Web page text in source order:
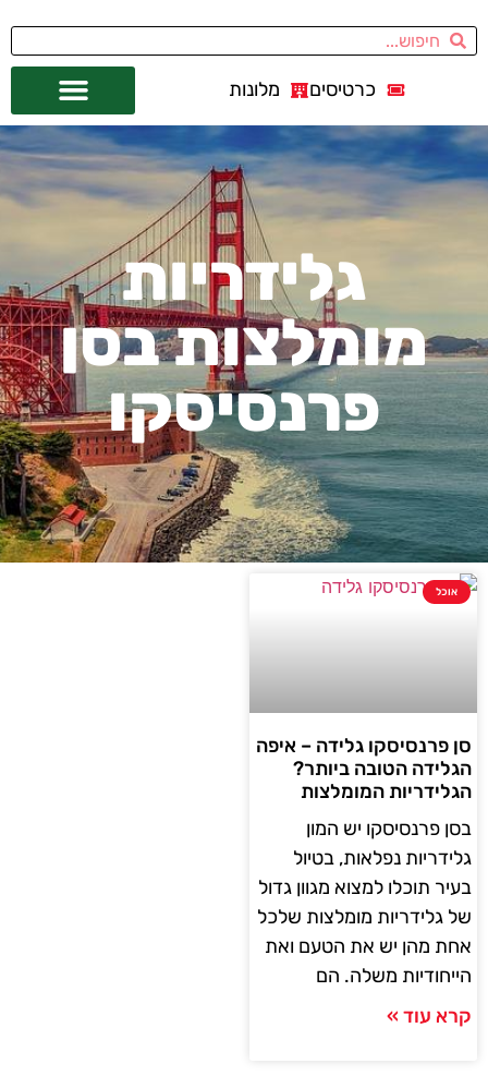
כרטיסים מלונות
גלידריות
מומלצות בסן
פרנסיסקו
אוכל
סן פרנסיסקו גלידה – איפה
הגלידה הטובה ביותר?
הגלידריות המומלצות
בסן פרנסיסקו יש המון
גלידריות נפלאות, בטיול
בעיר תוכלו למצוא מגוון גדול
של גלידריות מומלצות שלכל
אחת מהן יש את הטעם ואת
הייחודיות משלה. הם
קרא עוד »